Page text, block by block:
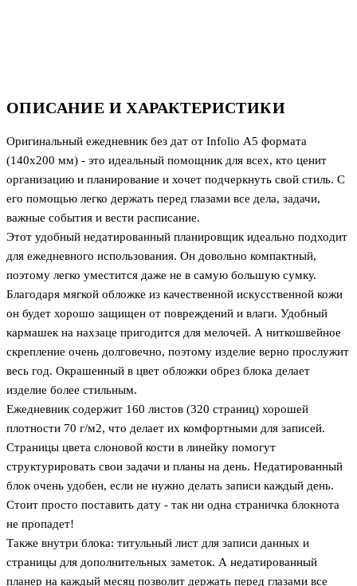
ОПИСАНИЕ И ХАРАКТЕРИСТИКИ
Оригинальный ежедневник без дат от Infolio А5 формата
(140х200 мм) - это идеальный помощник для всех, кто ценит
организацию и планирование и хочет подчеркнуть свой стиль. С
его помощью легко держать перед глазами все дела, задачи,
важные события и вести расписание.
Этот удобный недатированный планировщик идеально подходит
для ежедневного использования. Он довольно компактный,
поэтому легко уместится даже не в самую большую сумку.
Благодаря мягкой обложке из качественной искусственной кожи
он будет хорошо защищен от повреждений и влаги. Удобный
кармашек на нахзаце пригодится для мелочей. А ниткошвейное
скрепление очень долговечно, поэтому изделие верно прослужит
весь год. Окрашенный в цвет обложки обрез блока делает
изделие более стильным.
Ежедневник содержит 160 листов (320 страниц) хорошей
плотности 70 г/м2, что делает их комфортными для записей.
Cтраницы цвета слоновой кости в линейку помогут
структурировать свои задачи и планы на день. Недатированный
блок очень удобен, если не нужно делать записи каждый день.
Стоит просто поставить дату - так ни одна страничка блокнота
не пропадет!
Также внутри блока: титульный лист для записи данных и
страницы для дополнительных заметок. А недатированный
планер на каждый месяц позволит держать перед глазами все